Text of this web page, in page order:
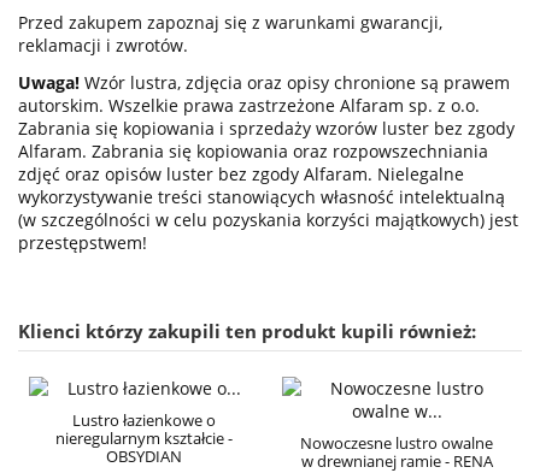
Przed zakupem zapoznaj się z warunkami gwarancji,
reklamacji i zwrotów.
Uwaga! Wzór lustra, zdjęcia oraz opisy chronione są prawem
autorskim. Wszelkie prawa zastrzeżone Alfaram sp. z o.o.
Zabrania się kopiowania i sprzedaży wzorów luster bez zgody
Alfaram. Zabrania się kopiowania oraz rozpowszechniania
zdjęć oraz opisów luster bez zgody Alfaram. Nielegalne
wykorzystywanie treści stanowiących własność intelektualną
(w szczególności w celu pozyskania korzyści majątkowych) jest
przestępstwem!
Klienci którzy zakupili ten produkt kupili również:
Lustro łazienkowe o
nieregularnym kształcie -
OBSYDIAN
Nowoczesne lustro owalne
w drewnianej ramie - RENA